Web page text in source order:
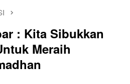
: Kita Sibukkan
Meraih